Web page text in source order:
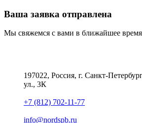
Ваша заявка отправлена
Мы свяжемся с вами в ближайшее время
197022, Россия, г. Санкт-
ул., 3К
+7 (812) 702-11-77
info@nordspb.ru